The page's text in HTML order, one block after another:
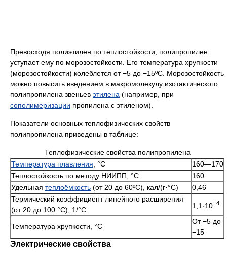
Превосходя полиэтилен по теплостойкости, полипропилен
уступает ему по морозостойкости. Его температура хрупкости
(морозостойкости) колеблется от −5 до −15ºС. Морозостойкость
можно повысить введением в макромолекулу изотактического
полипропилена звеньев этилена (например, при
сополимеризации пропилена с этиленом).
Показатели основных теплофизических свойств
полипропилена приведены в таблице:
Теплофизические свойства полипропилена
Температура плавления, °C
160—170
Теплостойкость по методу НИИПП, °C
160
Удельная теплоёмкость (от 20 до 60ºС), кал/(г·°C)
0,46
Термический коэффициент линейного расширения
(от 20 до 100 °C), 1/°C
1,1·10−4
Температура хрупкости, °C
От −5 до
−15
Электрические свойства